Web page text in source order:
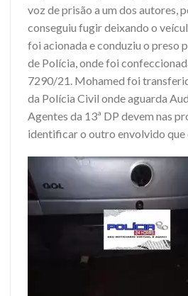
voz de prisão a um dos autores,
conseguiu fugir deixando o
foi acionada e conduziu o preso
de Polícia, onde foi
7290/21. Mohamed foi
da Polícia Civil onde aguarda
Agentes da 13ª DP devem nas
identificar o outro envolvido que